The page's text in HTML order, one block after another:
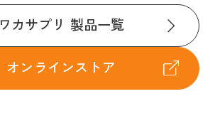
ワカサプリ 製品一覧
オンラインストア